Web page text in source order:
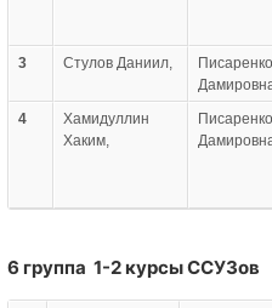
3 Стулов Даниил,
4
Хамидуллин
Хаким,
6 группа 1-2 курсы ССУЗов